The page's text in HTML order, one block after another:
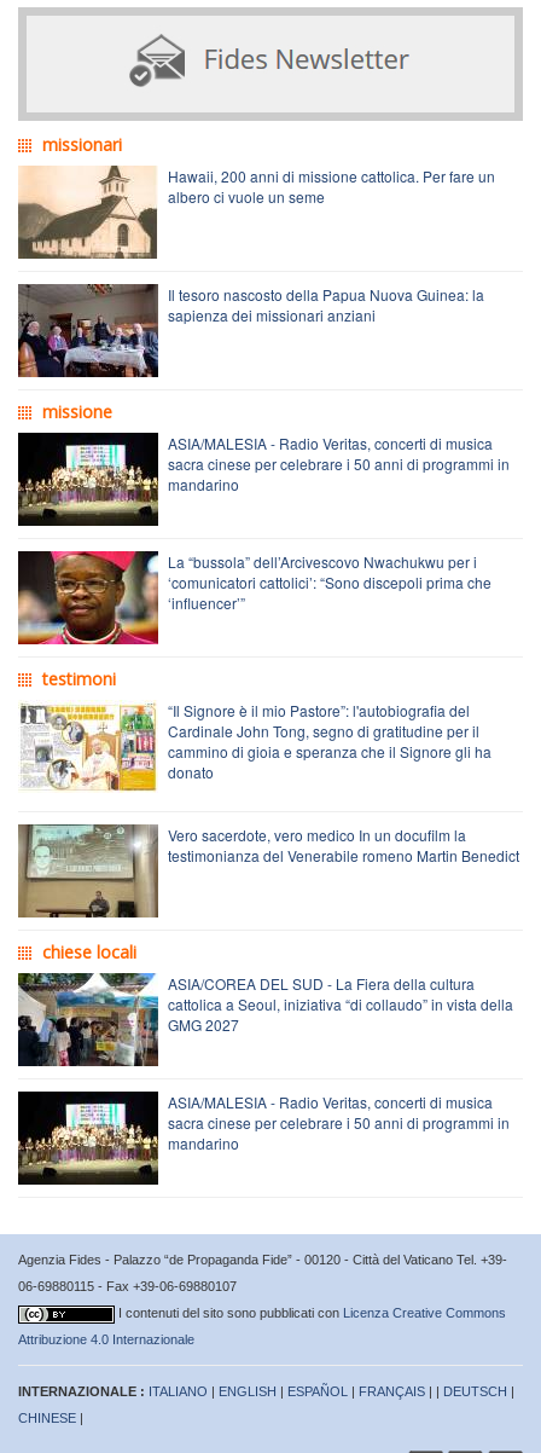
missionari
Hawaii, 200 anni di missione cattolica. Per fare un
albero ci vuole un seme
Il tesoro nascosto della Papua Nuova Guinea: la
sapienza dei missionari anziani
missione
ASIA/MALESIA - Radio Veritas, concerti di musica
sacra cinese per celebrare i 50 anni di programmi in
mandarino
La “bussola” dell’Arcivescovo Nwachukwu per i
‘comunicatori cattolici’: “Sono discepoli prima che
‘influencer’”
testimoni
“Il Signore è il mio Pastore”: l'autobiografia del
Cardinale John Tong, segno di gratitudine per il
cammino di gioia e speranza che il Signore gli ha
donato
Vero sacerdote, vero medico In un docufilm la
testimonianza del Venerabile romeno Martin Benedict
chiese locali
ASIA/COREA DEL SUD - La Fiera della cultura
cattolica a Seoul, iniziativa “di collaudo” in vista della
GMG 2027
ASIA/MALESIA - Radio Veritas, concerti di musica
sacra cinese per celebrare i 50 anni di programmi in
mandarino
Agenzia Fides - Palazzo “de Propaganda Fide” - 00120 - Città del Vaticano Tel. +39-
06-69880115 - Fax +39-06-69880107
I contenuti del sito sono pubblicati con Licenza Creative Commons
Attribuzione 4.0 Internazionale
INTERNAZIONALE : ITALIANO | ENGLISH | ESPAÑOL | FRANÇAIS | | DEUTSCH |
CHINESE |